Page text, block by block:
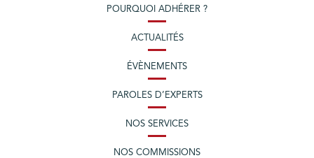
POURQUOI ADHÉRER ?
ACTUALITÉS
ÉVÈNEMENTS
PAROLES D’EXPERTS
NOS SERVICES
NOS COMMISSIONS